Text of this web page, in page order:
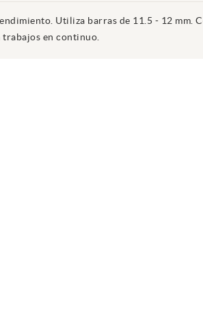
Utiliza barras de 11.5 - 12 mm.
en continuo.